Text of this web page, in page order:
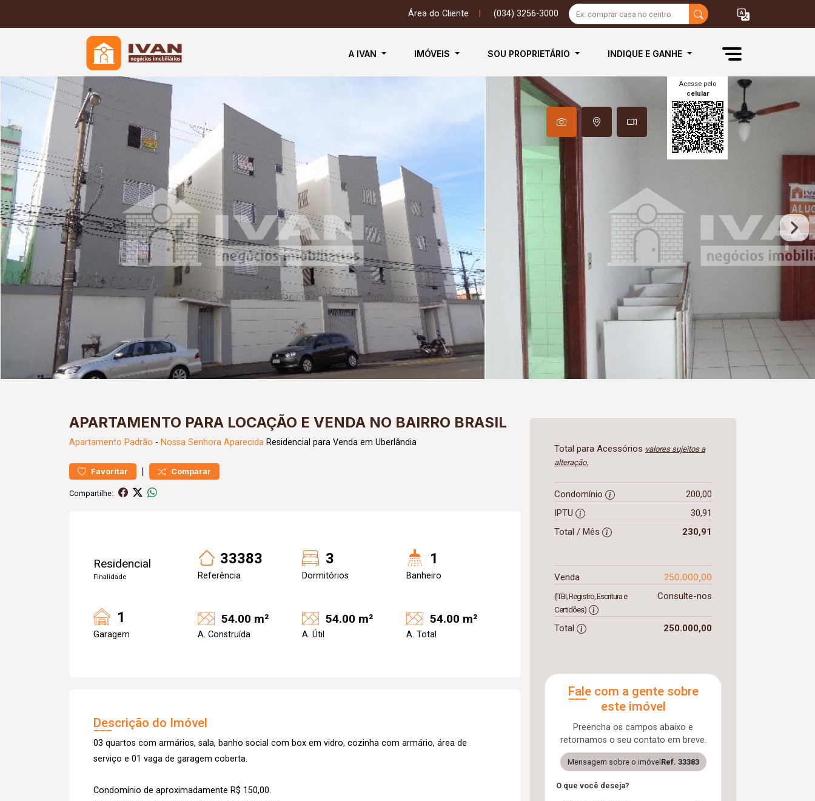
Área do Cliente (034) 3256-3000
A IVAN IMÓVEIS SOU PROPRIETÁRIO INDIQUE E GANHE
Acesse pelo
celular
APARTAMENTO PARA LOCAÇÃO E VENDA NO BAIRRO BRASIL
Apartamento Padrão - Nossa Senhora Aparecida Residencial para Venda em Uberlândia
Favoritar | Comparar
Compartilhe:
Residencial
Finalidade
33383
Referência
3
Dormitórios
1
Banheiro
1
Garagem
54.00 m²
A. Construída
54.00 m²
A. Útil
54.00 m²
A. Total
Descrição do Imóvel
03 quartos com armários, sala, banho social com box em vidro, cozinha com armário, área de
serviço e 01 vaga de garagem coberta.
Condomínio de aproximadamente R$ 150,00.
Total para Acessórios valores sujeitos a
alteração.
Condomínio
200,00
IPTU
30,91
Total / Mês
230,91
Venda 250.000,00
(ITBI, Registro, Escritura e
Certidões)
Consulte-nos
Total 250.000,00
Fale com a gente sobre
este imóvel
Preencha os campos abaixo e
retornamos o seu contato em breve.
Mensagem sobre o imóvel Ref. 33383
O que você deseja?